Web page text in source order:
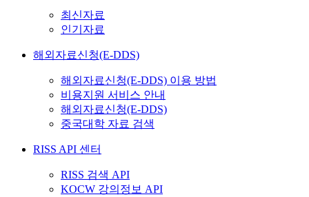
최신자료
인기자료
해외자료신청(E-DDS)
해외자료신청(E-DDS) 이용 방법
비용지원 서비스 안내
해외자료신청(E-DDS)
중국대학 자료 검색
RISS API 센터
RISS 검색 API
KOCW 강의정보 API